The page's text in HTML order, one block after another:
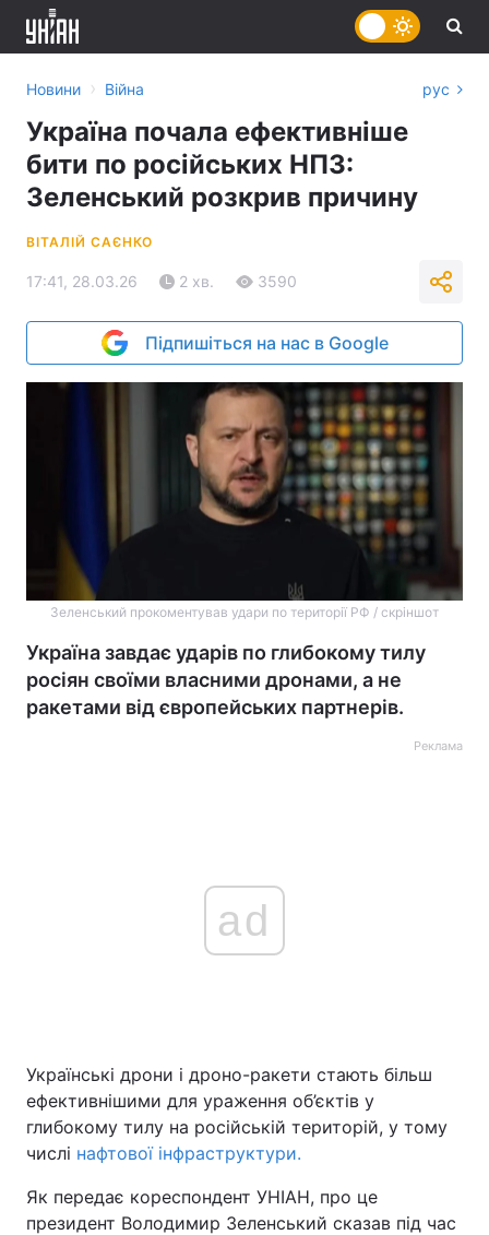
Головна Війна
Україна Політика
Економіка Світ
Спорт Наука
Новини › Війна рус
Україна почала ефективніше
бити по російських НПЗ:
Зеленський розкрив причину
ВІТАЛІЙ САЄНКО
17:41, 28.03.26 2 хв. 3590
Підпишіться на нас в Google
Зеленський прокоментував удари по території РФ / скріншот
Україна завдає ударів по глибокому тилу
росіян своїми власними дронами, а не
ракетами від європейських партнерів.
Реклама
ad
Українські дрони і дроно-ракети стають більш
ефективнішими для ураження об’єктів у
глибокому тилу на російській територій, у тому
числі нафтової інфраструктури.
Як передає кореспондент УНІАН, про це
президент Володимир Зеленський сказав під час